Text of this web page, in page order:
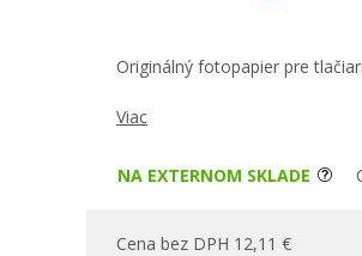
Originálný fotopapier pre
Viac
NA EXTERNOM SKLADE
Cena bez DPH 12,11 €